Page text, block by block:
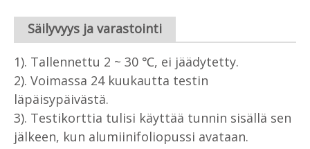
Säilyvyys ja varastointi
1). Tallennettu 2 ~ 30 ℃, ei jäädytetty.
2). Voimassa 24 kuukautta testin
läpäisypäivästä.
3). Testikorttia tulisi käyttää tunnin sisällä sen
jälkeen, kun alumiinifoliopussi avataan.